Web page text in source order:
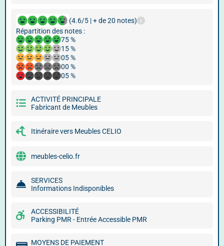
(4.6/5 | + de 20 notes)
Répartition des notes :
75 %
15 %
05 %
00 %
05 %
ACTIVITÉ PRINCIPALE
Fabricant de Meubles
Itinéraire vers Meubles CELIO
meubles-celio.fr
SERVICES
Informations Indisponibles
ACCESSIBILITÉ
Parking PMR - Entrée Accessible PMR
MOYENS DE PAIEMENT